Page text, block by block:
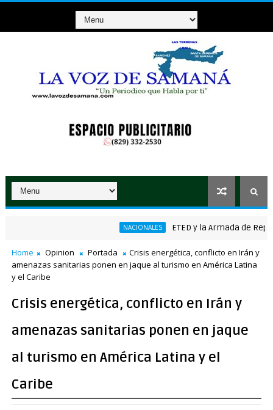
NACIONALES ETED y la Armada de
Home Opinion Portada
Crisis energética, conflicto en Irán y
amenazas sanitarias ponen en jaque al turismo en América Latina
y el Caribe
Crisis energética, conflicto en Irán y
amenazas sanitarias ponen en jaque
al turismo en América Latina y el
Caribe